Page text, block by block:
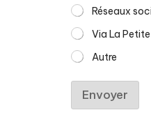
Réseaux
Via La
Autre
Envoyer